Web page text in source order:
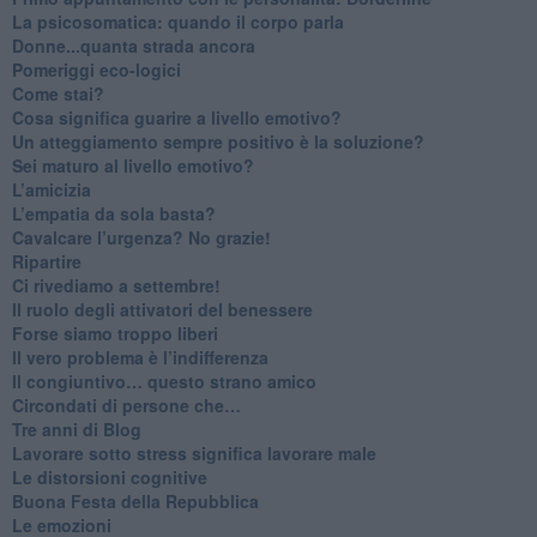
La psicosomatica: quando il corpo parla
Donne...quanta strada ancora
​Pomeriggi eco-logici
​Come stai?
Cosa significa guarire a livello emotivo?
​Un atteggiamento sempre positivo è la soluzione?
​Sei maturo al livello emotivo?
​L’amicizia
​L’empatia da sola basta?
​Cavalcare l’urgenza? No grazie!
Ripartire
​Ci rivediamo a settembre!
​Il ruolo degli attivatori del benessere
​Forse siamo troppo liberi
​Il vero problema è l’indifferenza
​Il congiuntivo… questo strano amico
​Circondati di persone che…
​Tre anni di Blog
​Lavorare sotto stress significa lavorare male
​Le distorsioni cognitive
​Buona Festa della Repubblica
Le emozioni